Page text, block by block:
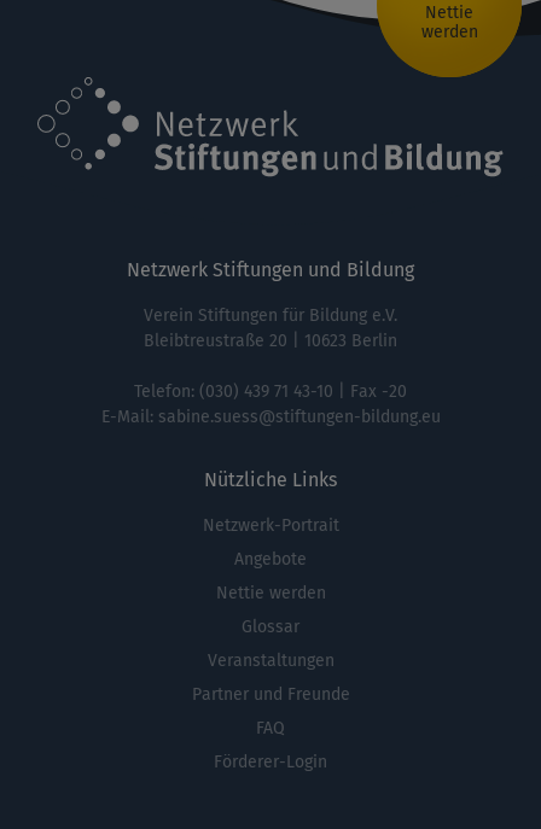
Nettie
werden
Netzwerk Stiftungen und Bildung
Verein Stiftungen für Bildung e.V.
Bleibtreustraße 20 | 10623 Berlin
Telefon: (030) 439 71 43-10 | Fax -20
E-Mail: sabine.suess@stiftungen-bildung.eu
Nützliche Links
Fußbereichsmenü
Netzwerk-Portrait
Angebote
Nettie werden
Glossar
Veranstaltungen
Partner und Freunde
FAQ
Förderer-Login